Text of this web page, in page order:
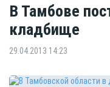
В Тамбове
кладбище
29.04.2013 14:23